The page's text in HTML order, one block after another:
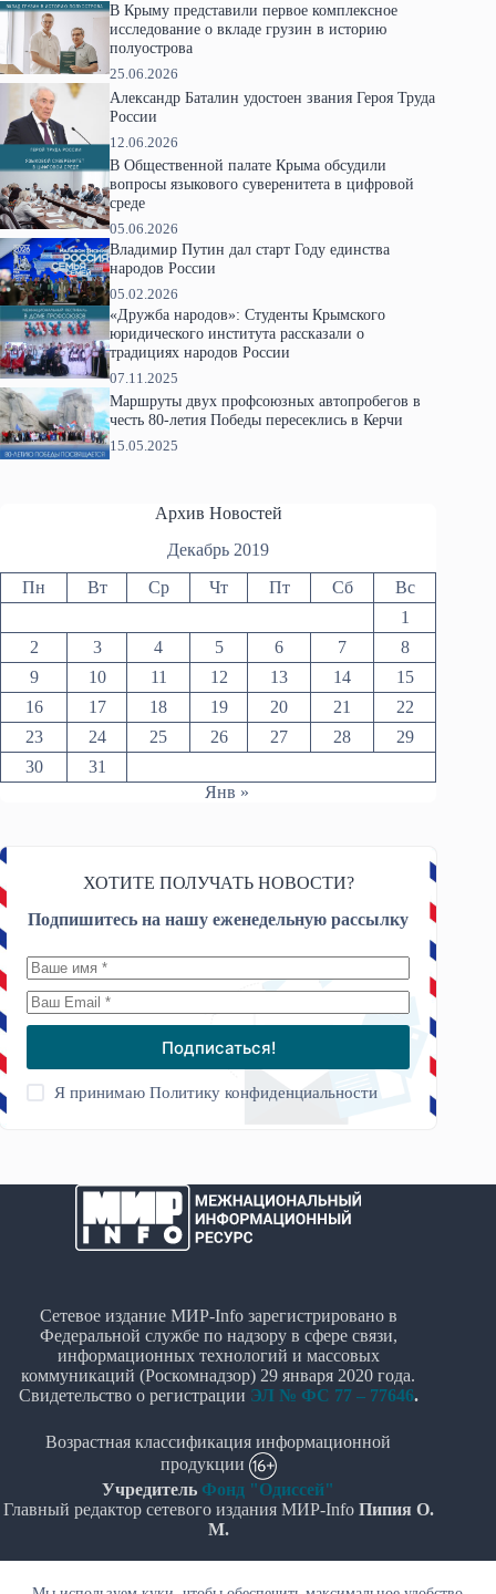
В Крыму представили первое комплексное
исследование о вкладе грузин в историю
полуострова
25.06.2026
Александр Баталин удостоен звания Героя Труда
России
12.06.2026
В Общественной палате Крыма обсудили
вопросы языкового суверенитета в цифровой
среде
05.06.2026
Владимир Путин дал старт Году единства
народов России
05.02.2026
«Дружба народов»: Студенты Крымского
юридического института рассказали о
традициях народов России
07.11.2025
Маршруты двух профсоюзных автопробегов в
честь 80-летия Победы пересеклись в Керчи
15.05.2025
Архив Новостей
Декабрь 2019
Пн Вт Ср Чт Пт Сб
Вс
1
2
3 4 5 6 7
8
9
10 11 12 13 14
15
16
17 18 19 20 21
22
23
24 25 26 27 28
29
30
31
Янв »
ХОТИТЕ ПОЛУЧАТЬ НОВОСТИ?
Подпишитесь на нашу еженедельную рассылку
Подписаться!
Я принимаюПолитику конфиденциальности
Сетевое издание МИР-Info зарегистрировано в
Федеральной службе по надзору в сфере связи,
информационных технологий и массовых
коммуникаций (Роскомнадзор) 29 января 2020 года.
Свидетельство о регистрации ЭЛ № ФС 77 – 77646.
Возрастная классификация информационной
продукции
Учредитель Фонд "Одиссей"
Главный редактор сетевого издания МИР-Info Пипия О.
М.